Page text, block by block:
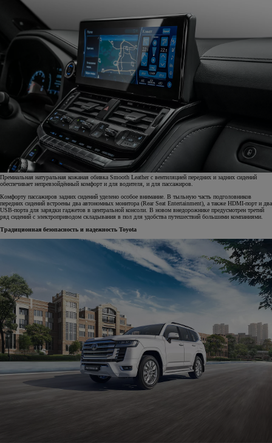
Премиальная натуральная кожаная обивка Smooth Leather с вентиляцией передних и задних сидений
обеспечивает непревзойдённый комфорт и для водителя, и для пассажиров.
Комфорту пассажиров задних сидений уделено особое внимание. В тыльную часть подголовников
передних сидений встроены два автономных монитора (Rear Seat Entertainment), а также HDMI-порт и два
USB-порта для зарядки гаджетов в центральной консоли. В новом внедорожнике предусмотрен третий
ряд сидений с электроприводом складывания в пол для удобства путешествий большими компаниями.
Традиционная безопасность и надежность Toyota